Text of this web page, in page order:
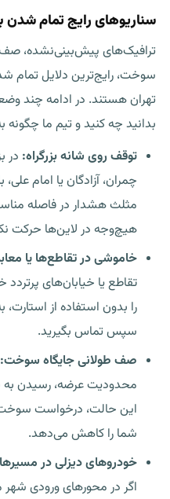
سناریوهای رایج تمام شدن
ترافیک‌های پیش‌بینی‌نشده،
سوخت، رایج‌ترین دلایل تمام
تهران هستند. در ادامه چند
بدانید چه کنید و تیم ما
توقف روی شانه بزرگراه: در
چمران، آزادگان یا امام
مثلث هشدار در فاصله
هیچ‌وجه در لاین‌ها حرکت
خاموشی در تقاطع‌ها یا
تقاطع یا خیابان‌های
را بدون استفاده از
سپس تماس بگیرید.
صف طولانی جایگاه سوخت:
محدودیت عرضه، رسیدن
این حالت، درخواست
شما را کاهش می‌دهد.
خودروهای دیزلی در
اگر در محورهای ورودی شهر